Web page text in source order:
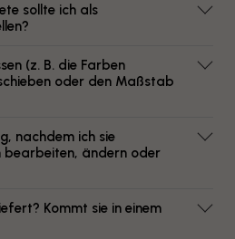
sollte ich als
(z. B. die Farben
oder den Maßstab
nachdem ich sie
bearbeiten, ändern oder
Kommt sie in einem